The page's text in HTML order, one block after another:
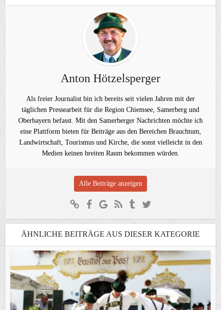
Anton Hötzelsperger
Als freier Journalist bin ich bereits seit vielen Jahren mit der
täglichen Pressearbeit für die Region Chiemsee, Samerberg und
Oberbayern befasst. Mit den Samerberger Nachrichten möchte ich
eine Plattform bieten für Beiträge aus den Bereichen Brauchtum,
Landwirtschaft, Tourismus und Kirche, die sonst vielleicht in den
Medien keinen breiten Raum bekommen würden.
Alle Beiträge anzeigen
ÄHNLICHE BEITRÄGE AUS DIESER KATEGORIE